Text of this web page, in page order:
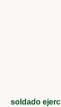
soldado